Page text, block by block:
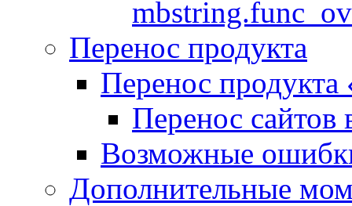
Перенос продукта
Перенос продукта
Перенос сайтов
Возможные
Дополнительные